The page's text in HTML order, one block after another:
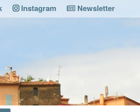
Instagram Newsletter